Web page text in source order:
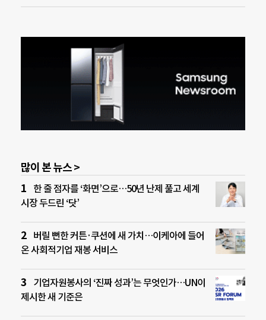
많이 본 뉴스 >
한 줄 점자를 ‘화면’으로…50년 난제 풀고 세계
시장 두드린 ‘닷’
버릴 뻔한 커튼·쿠션에 새 가치…이케아에 들어
온 사회적기업 재봉 서비스
기업자원봉사의 ‘진짜 성과’는 무엇인가…UN이
제시한 새 기준은